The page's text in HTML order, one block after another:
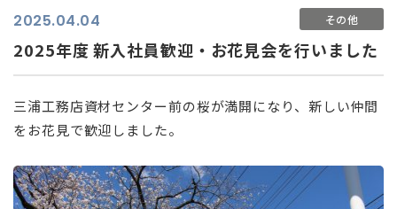
2025.04.04 その他
2025年度 新入社員歓迎・お花見会を行いました
三浦工務店資材センター前の桜が満開になり、新しい仲間
をお花見で歓迎しました。